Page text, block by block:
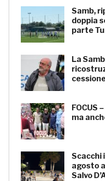
Samb,
doppia
parte
La
FOCUS
ma
Scacchi
agosto
Salvo